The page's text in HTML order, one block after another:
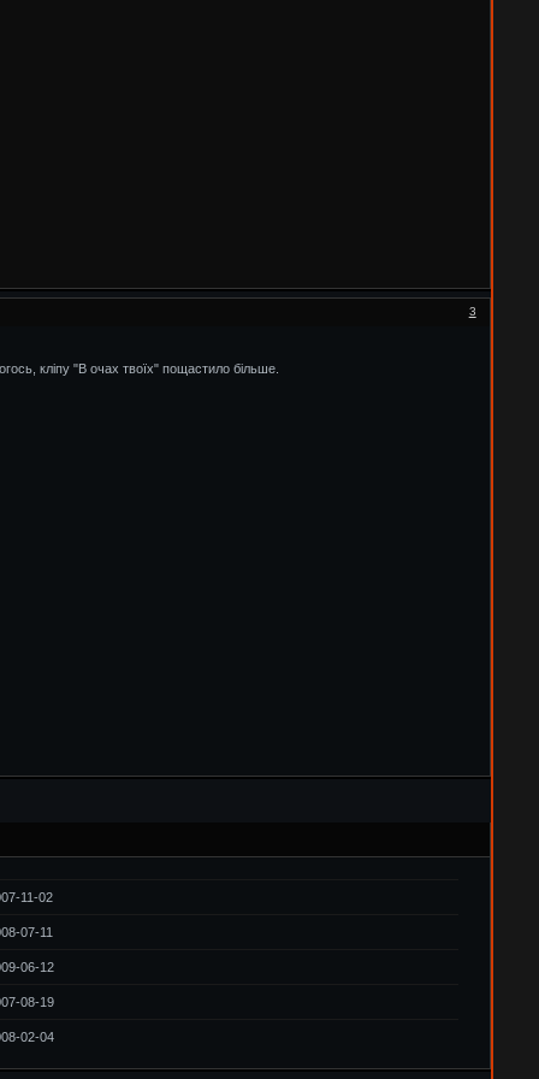
3
кліпу "В очах твоїх" пощастило більше.
11-02
07-11
06-12
08-19
02-04